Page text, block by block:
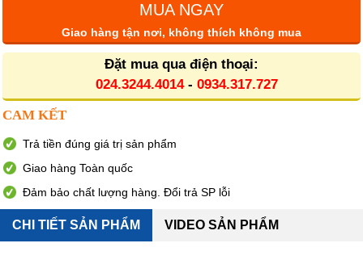
MUA NGAY
Giao hàng tận nơi, không thích không mua
Đặt mua qua điện thoại:
024.3244.4014- 0934.317.727
CAM KẾT
Trả tiền đúng giá trị sản phẩm
Giao hàng Toàn quốc
Đảm bảo chất lượng hàng. Đổi trả SP lỗi
CHI TIẾT SẢN PHẨM VIDEO SẢN PHẨM